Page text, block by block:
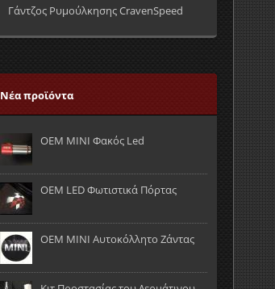
Γάντζος Ρυμούλκησης CravenSpeed
Νέα προϊόντα
OEM MINI Φακός Led
OEM LED Φωτιστικά Πόρτας
OEM MINI Αυτοκόλλητο Ζάντας